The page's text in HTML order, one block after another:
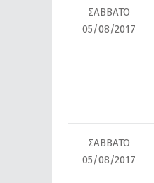
ΣΑΒΒΑΤΟ
05/08/2017
ΣΑΒΒΑΤΟ
05/08/2017